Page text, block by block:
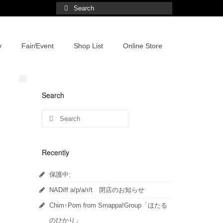
Fair/Event Shop List Online Store
Search
Recently
保護中:
NADiff a/p/a/r/t 閉店のお知らせ
Chim↑Pom from Smappa!Group「ほたる
のひかり」